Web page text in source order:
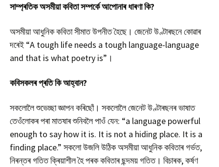
সাম্প্ৰতিকঅসমীয়াকবিতাসম্পৰ্কেআপোনাৰধাৰণাকি?
অসমীয়া আধুনিক কবিতা সীমাত উপনীত হৈছে। জেনেট উণ্টাৰছনে কোৱাৰ
দৰেই “A tough life needs a tough language-language
and that is what poetry is”।
কবিসকলৰ প্ৰতি কি আহ্বান?
সকলোলৈ শুভেচ্ছা জ্ঞাপন কৰিছোঁ। সকলোলৈ জেনেট উণ্টাৰছনৰ ভাষাত
তেওঁলোকৰ পৰা মাতষাৰ শুনিবলৈ পাওঁ যেন: “a language powerful
enough to say how it is. It is not a hiding place. It is a
finding place.” সকলো উজলি উঠিক অসমীয়া আধুনিক কবিতাৰ গৰ্ভত,
নিৰন্তৰ গতিত ক্ৰিয়াশীল হৈ পৰক কবিতাৰ ছন্দময় গতিত। বিচাৰক, কৰ্ষণ